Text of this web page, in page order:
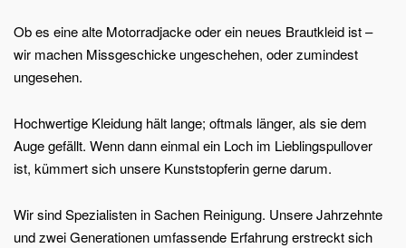
Ob es eine alte Motorradjacke oder ein neues Brautkleid ist –
wir machen Missgeschicke ungeschehen, oder zumindest
ungesehen.
Hochwertige Kleidung hält lange; oftmals länger, als sie dem
Auge gefällt. Wenn dann einmal ein Loch im Lieblingspullover
ist, kümmert sich unsere Kunststopferin gerne darum.
Wir sind Spezialisten in Sachen Reinigung. Unsere Jahrzehnte
und zwei Generationen umfassende Erfahrung erstreckt sich